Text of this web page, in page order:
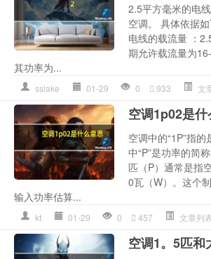
2.5平方毫米的电
空调。 具体依据
电线的载流量 ：
期允许载流量为
其功率为...
sslake 01-29 0 933 文
空调1p02是
空调中的“1P”指
中“P”是功率的简
匹（P）通常是指
0瓦（W）。这个
输入功率估算...
kt 01-29 0 457 文章列
空调1。5匹和